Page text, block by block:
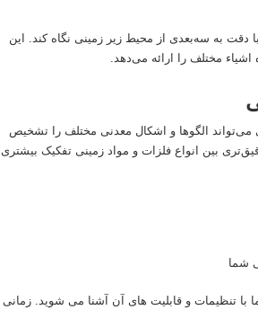
دقت به سه‌بعدی از محیط زیر زمینی نگاه کند. این
مختلف را ارائه می‌دهد.
می‌تواند الگوها و اشکال معدنی مختلف را تشخیص
بین انواع فلزات و مواد زمینی تفکیک بیشتری
شما
تنظیمات و قابلیت های آن آشنا می شوید. زمانی